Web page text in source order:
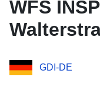
WFS
GDI-DE